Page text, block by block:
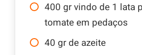
400 grvindo de 1 lata
tomate em pedaços
40 gr de azeite